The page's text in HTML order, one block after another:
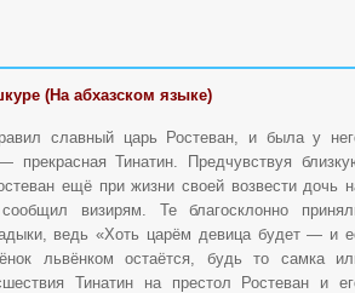
(На абхазском языке)
славный царь Ростеван, и была у
прекрасная Тинатин. Предчувствуя
ещё при жизни своей возвести дочь
визирям. Те благосклонно
ведь «Хоть царём девица будет — и
львёнком остаётся, будь то самка
Тинатин на престол Ростеван и